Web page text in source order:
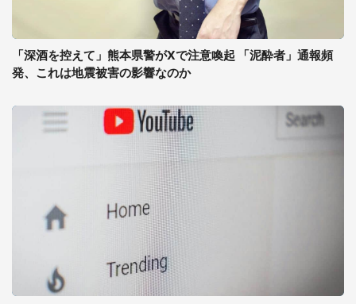
「深酒を控えて」熊本県警がXで注意喚起 「泥酔者」通報頻
発、これは地震被害の影響なのか